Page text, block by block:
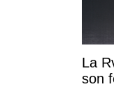
La
son